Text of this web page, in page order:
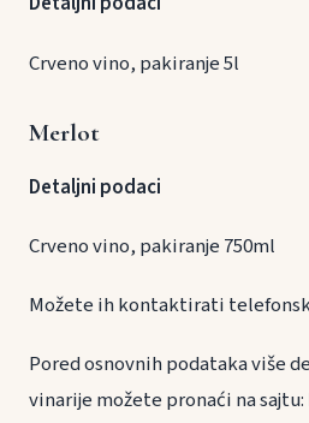
Crveno vino, pakiranje 5l
Merlot
Detaljni podaci
Crveno vino, pakiranje 750ml
Možete ih kontaktirati telefonski
Pored osnovnih podataka više
vinarije možete pronaći na